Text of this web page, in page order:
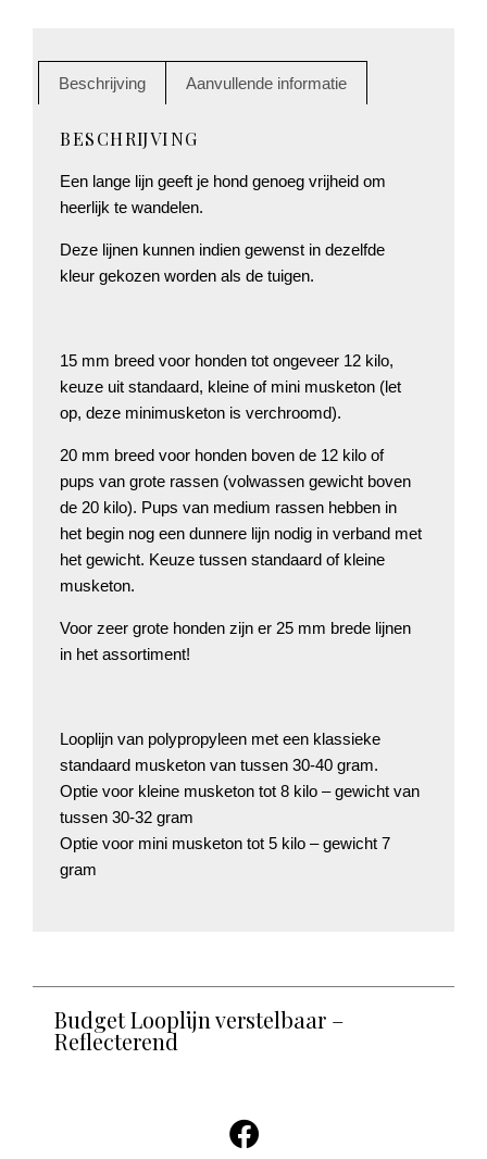
Beschrijving Aanvullende informatie
BESCHRIJVING
Een lange lijn geeft je hond genoeg vrijheid om
heerlijk te wandelen.
Deze lijnen kunnen indien gewenst in dezelfde
kleur gekozen worden als de tuigen.
15 mm breed voor honden tot ongeveer 12 kilo,
keuze uit standaard, kleine of mini musketon (let
op, deze minimusketon is verchroomd).
20 mm breed voor honden boven de 12 kilo of
pups van grote rassen (volwassen gewicht boven
de 20 kilo). Pups van medium rassen hebben in
het begin nog een dunnere lijn nodig in verband met
het gewicht. Keuze tussen standaard of kleine
musketon.
Voor zeer grote honden zijn er 25 mm brede lijnen
in het assortiment!
Looplijn van polypropyleen met een klassieke
standaard musketon van tussen 30-40 gram.
Optie voor kleine musketon tot 8 kilo – gewicht van
tussen 30-32 gram
Optie voor mini musketon tot 5 kilo – gewicht 7
gram
Budget Looplijn verstelbaar –
Reflecterend